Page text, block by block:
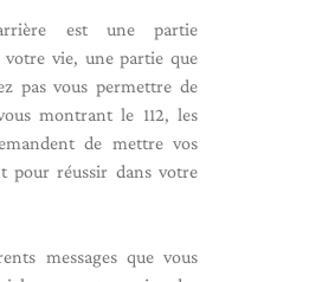
est une partie
vie, une partie que
pas vous permettre de
montrant le 112, les
de mettre vos
pour réussir dans votre
messages que vous